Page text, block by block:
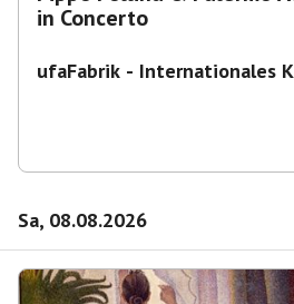
in Concerto
ufaFabrik - Internationales
Sa, 08.08.2026